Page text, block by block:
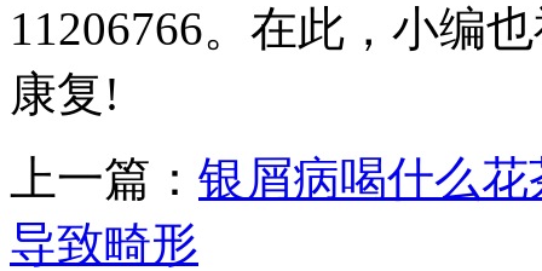
11206766。在此，小编
康复!
上一篇： 银屑病喝什么花
导致畸形